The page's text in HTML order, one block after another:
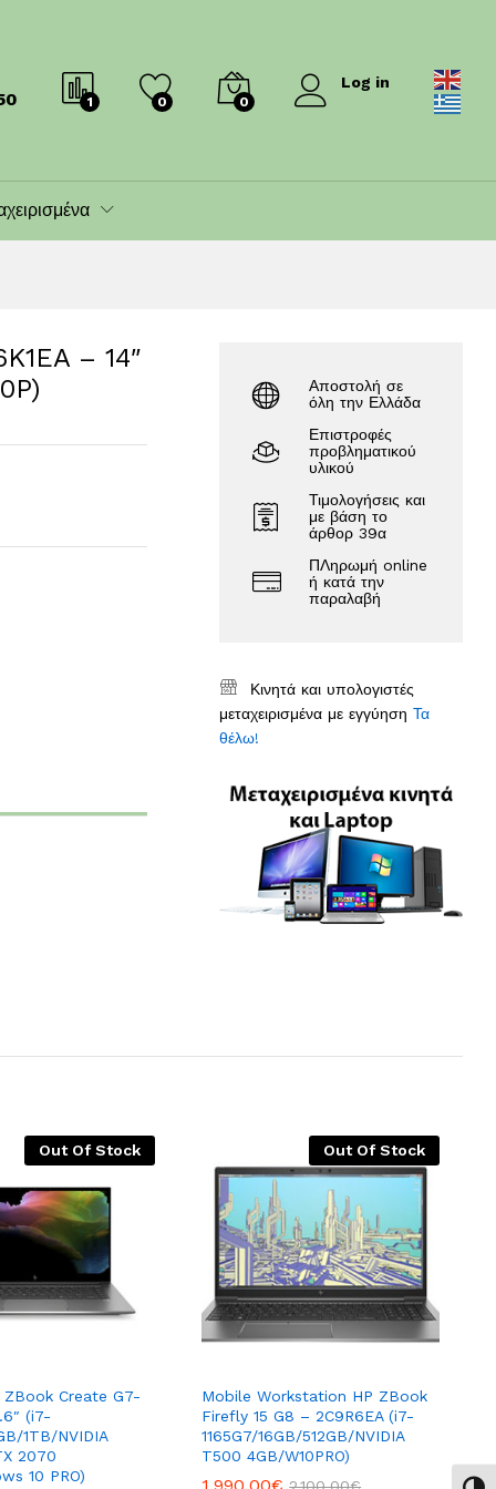
1 0 0
Log in
– 14″
Αποστολή σε
όλη την Ελλάδα
Επιστροφές
προβληματικού
υλικού
Τιμολογήσεις και
με βάση το
άρθορ 39α
ΠΛηρωμή online
ή κατά την
παραλαβή
Κινητά και υπολογιστές
μεταχειρισμένα με εγγύησηΤα
θέλω!
Out Of Stock
Create G7-
(i7-
1TB/NVIDIA
2070
10 PRO)
Out Of Stock
Mobile Workstation HP ZBook
Firefly 15 G8 – 2C9R6EA (i7-
1165G7/16GB/512GB/NVIDIA
T500 4GB/W10PRO)